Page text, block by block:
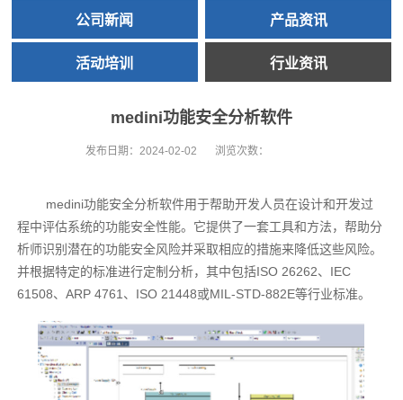
公司新闻 产品资讯
活动培训 行业资讯
medini功能安全分析软件
发布日期： 2024-02-02 浏览次数：
medini功能安全分析软件用于帮助开发人员在设计和开发过
程中评估系统的功能安全性能。它提供了一套工具和方法，帮助分
析师识别潜在的功能安全风险并采取相应的措施来降低这些风险。
并根据特定的标准进行定制分析，其中包括ISO 26262、IEC
61508、ARP 4761、ISO 21448或MIL-STD-882E等行业标准。